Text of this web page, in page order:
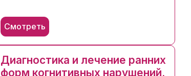
Смотреть
Диагностика и лечение ранних
форм когнитивных нарушений.